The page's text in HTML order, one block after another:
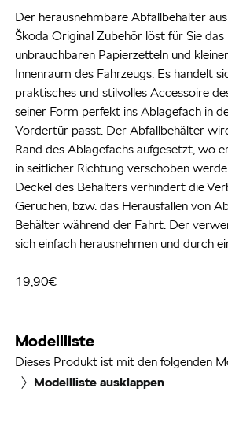
Der herausnehmbare Abfallbehälter
Škoda Original Zubehör löst für Sie
unbrauchbaren Papierzetteln und
Innenraum des Fahrzeugs. Es handelt
praktisches und stilvolles Accessoire
seiner Form perfekt ins Ablagefach in
Vordertür passt. Der Abfallbehälter
Rand des Ablagefachs aufgesetzt, wo
in seitlicher Richtung verschoben
Deckel des Behälters verhindert die
Gerüchen, bzw. das Herausfallen von
Behälter während der Fahrt. Der
sich einfach herausnehmen und durch
19,90€
Modellliste
Dieses Produkt ist mit den folgenden
Modellliste ausklappen